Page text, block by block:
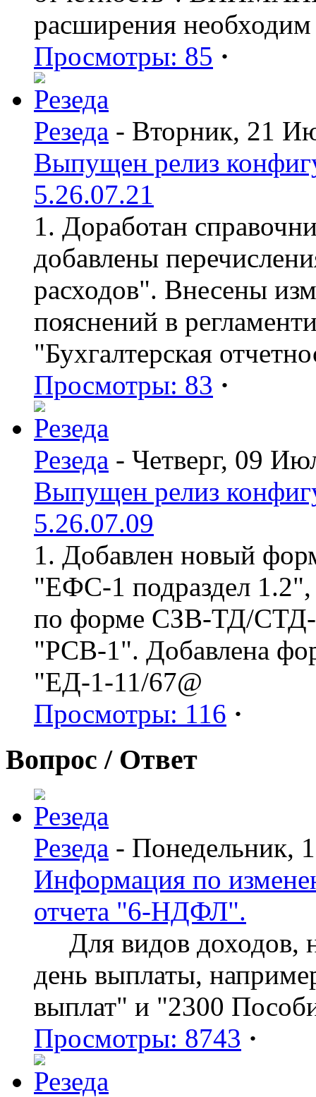
расширения необходим
Просмотры: 85 ·
Резеда - Вторник, 21
Выпущен релиз
5.26.07.21
1. Доработан
добавлены
расходов". Внесены
пояснений в
"Бухгалтерская
Просмотры: 83 ·
Резеда - Четверг, 09
Выпущен релиз
5.26.07.09
1. Добавлен новый
"ЕФС-1 подраздел
по форме СЗВ-ТД/СТД-
"РСВ-1". Добавлена
"ЕД-1-11/67@
Просмотры: 116 ·
Вопрос / Ответ
Резеда - Понедельник,
Информация по
отчета "6-НДФЛ".
Для видов доходов,
день выплаты,
выплат" и "2300
Просмотры: 8743 ·